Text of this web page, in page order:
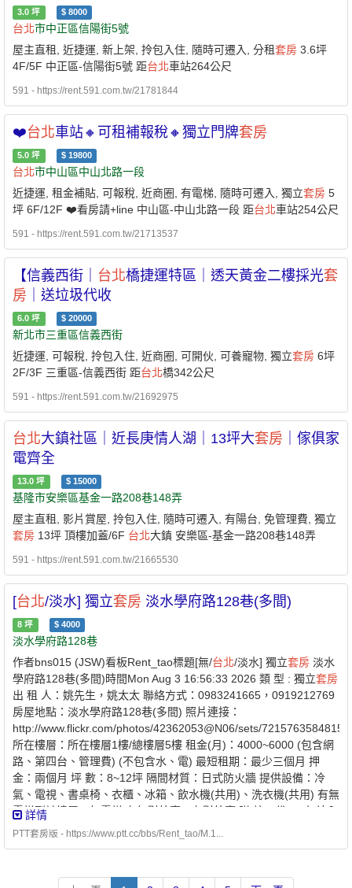
片公園綠地，還有信義運動中心 獨立電錶照公訂電價收費絕不超收
位於巷內，安靜不吵鬧，很適合學生及一般上班族 看屋請速電洽
3.0 坪 $ 8000
台北市中正區信陽街5號
屋主直租, 近捷運, 新上架, 拎包入住, 隨時可遷入, 分租套房 3.6坪
4F/5F 中正區-信陽街5號 距台北車站264公尺
591 - https://rent.591.com.tw/21781844
❤️台北車站🔸可租補報稅🔸獨立門牌套房
5.0 坪 $ 19800
台北市中山區中山北路一段
近捷運, 租金補貼, 可報稅, 近商圈, 有電梯, 隨時可遷入, 獨立套房 5
坪 6F/12F ❤️看房請+line 中山區-中山北路一段 距台北車站254公尺
591 - https://rent.591.com.tw/21713537
【信義西街｜ 台北橋捷運特區｜透天黃金二樓採光套
房 ｜送垃圾代收
6.0 坪 $ 20000
新北市三重區信義西街
近捷運, 可報稅, 拎包入住, 近商圈, 可開伙, 可養寵物, 獨立套房 6坪
2F/3F 三重區-信義西街 距台北橋342公尺
591 - https://rent.591.com.tw/21692975
台北大鎮社區｜近長庚情人湖｜13坪大套房 ｜傢俱家
電齊全
13.0 坪 $ 15000
基隆市安樂區基金一路208巷148弄
屋主直租, 影片賞屋, 拎包入住, 隨時可遷入, 有陽台, 免管理費, 獨立
套房 13坪 頂樓加蓋/6F 台北大鎮 安樂區-基金一路208巷148弄
591 - https://rent.591.com.tw/21665530
[台北/淡水] 獨立套房 淡水學府路128巷(多間)
8 坪 $ 4000
淡水學府路128巷
作者bns015 (JSW)看板Rent_tao標題[無/台北/淡水] 獨立套房 淡水
學府路128巷(多間)時間Mon Aug 3 16:56:33 2026 類 型 : 獨立套房
出 租 人：姚先生，姚太太 聯絡方式：0983241665，0919212769
房屋地點：淡水學府路128巷(多間) 照片連接：
http://www.flickr.com/photos/42362053@N06/sets/
所在樓層：所在樓層1樓/總樓層5樓 租金(月)：4000~6000 (包含網
路、第四台、管理費) (不包含水、電) 最短租期：最少三個月 押
金：兩個月 坪 數：8~12坪 隔間材質：日式防火牆 提供設備：冷
氣、電視、書桌椅、衣櫃、冰箱、飲水機(共用)、洗衣機(共用) 有無
電梯到該樓層：無電梯 有無對外窗：有對外窗 附 註：代PO 勿站內
信，如網址打不開請更換瀏覽器。
詳情
PTT套房版 - https://www.ptt.cc/bbs/Rent_tao/M.1...